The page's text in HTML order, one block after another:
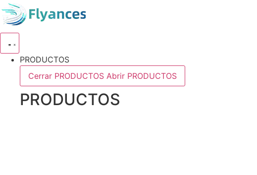
al
PRODUCTOS
Cerrar PRODUCTOS Abrir PRODUCTOS
PRODUCTOS